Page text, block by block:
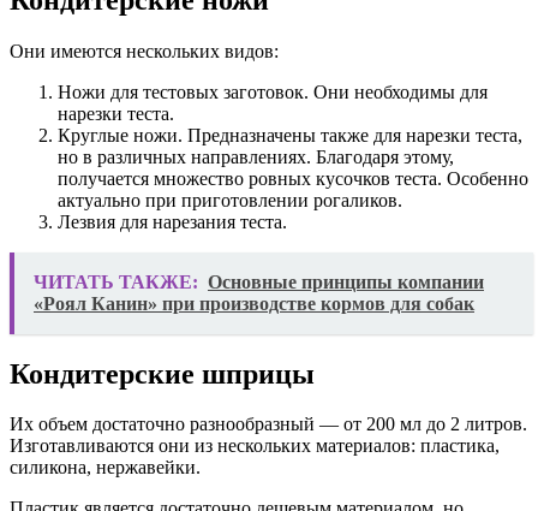
Они имеются нескольких видов:
Ножи для тестовых заготовок. Они необходимы для
нарезки теста.
Круглые ножи. Предназначены также для нарезки теста,
но в различных направлениях. Благодаря этому,
получается множество ровных кусочков теста. Особенно
актуально при приготовлении рогаликов.
Лезвия для нарезания теста.
ЧИТАТЬ ТАКЖЕ: Основные принципы компании
«Роял Канин» при производстве кормов для собак
Кондитерские шприцы
Их объем достаточно разнообразный — от 200 мл до 2 литров.
Изготавливаются они из нескольких материалов: пластика,
силикона, нержавейки.